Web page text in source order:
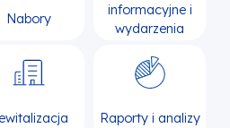
Nabory
informacyjne i
wydarzenia
Raporty i analizy